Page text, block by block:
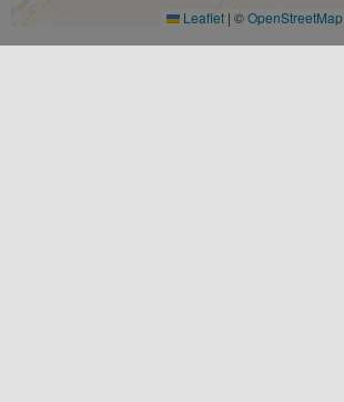
Leaflet | ©OpenStreetMap